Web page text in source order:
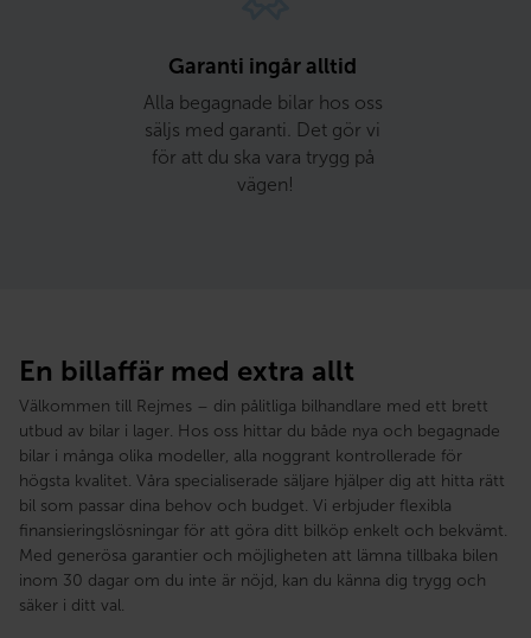
Garanti ingår alltid
Alla begagnade bilar hos oss
säljs med garanti. Det gör vi
för att du ska vara trygg på
vägen!
En billaffär med extra allt
Välkommen till Rejmes – din pålitliga bilhandlare med ett brett
utbud av bilar i lager. Hos oss hittar du både nya och begagnade
bilar i många olika modeller, alla noggrant kontrollerade för
högsta kvalitet. Våra specialiserade säljare hjälper dig att hitta rätt
bil som passar dina behov och budget. Vi erbjuder flexibla
finansieringslösningar för att göra ditt bilköp enkelt och bekvämt.
Med generösa garantier och möjligheten att lämna tillbaka bilen
inom 30 dagar om du inte är nöjd, kan du känna dig trygg och
säker i ditt val.